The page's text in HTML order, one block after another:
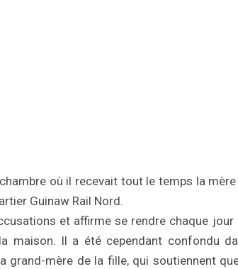
où il recevait tout le temps la mère
Guinaw Rail Nord.
et affirme se rendre chaque
maison. Il a été cependant confondu
grand-mère de la fille, qui soutiennent